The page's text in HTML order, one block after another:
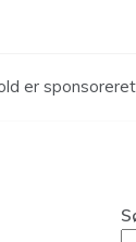
er sponsoreret